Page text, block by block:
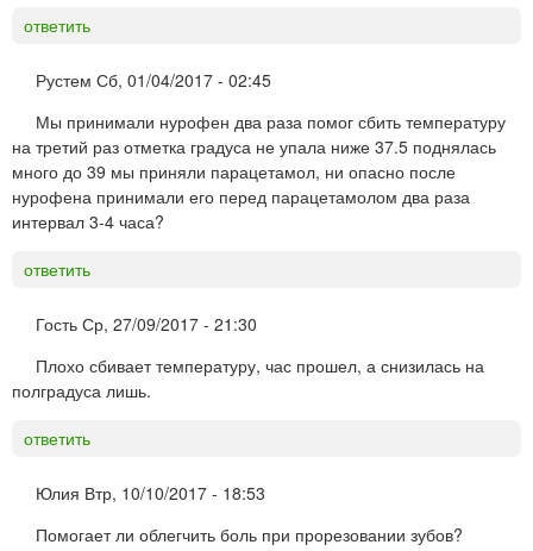
ответить
Рустем Сб, 01/04/2017 - 02:45
Мы принимали нурофен два раза помог сбить температуру
на третий раз отметка градуса не упала ниже 37.5 поднялась
много до 39 мы приняли парацетамол, ни опасно после
нурофена принимали его перед парацетамолом два раза
интервал 3-4 часа?
ответить
Гость Ср, 27/09/2017 - 21:30
Плохо сбивает температуру, час прошел, а снизилась на
полградуса лишь.
ответить
Юлия Втр, 10/10/2017 - 18:53
Помогает ли облегчить боль при прорезовании зубов?